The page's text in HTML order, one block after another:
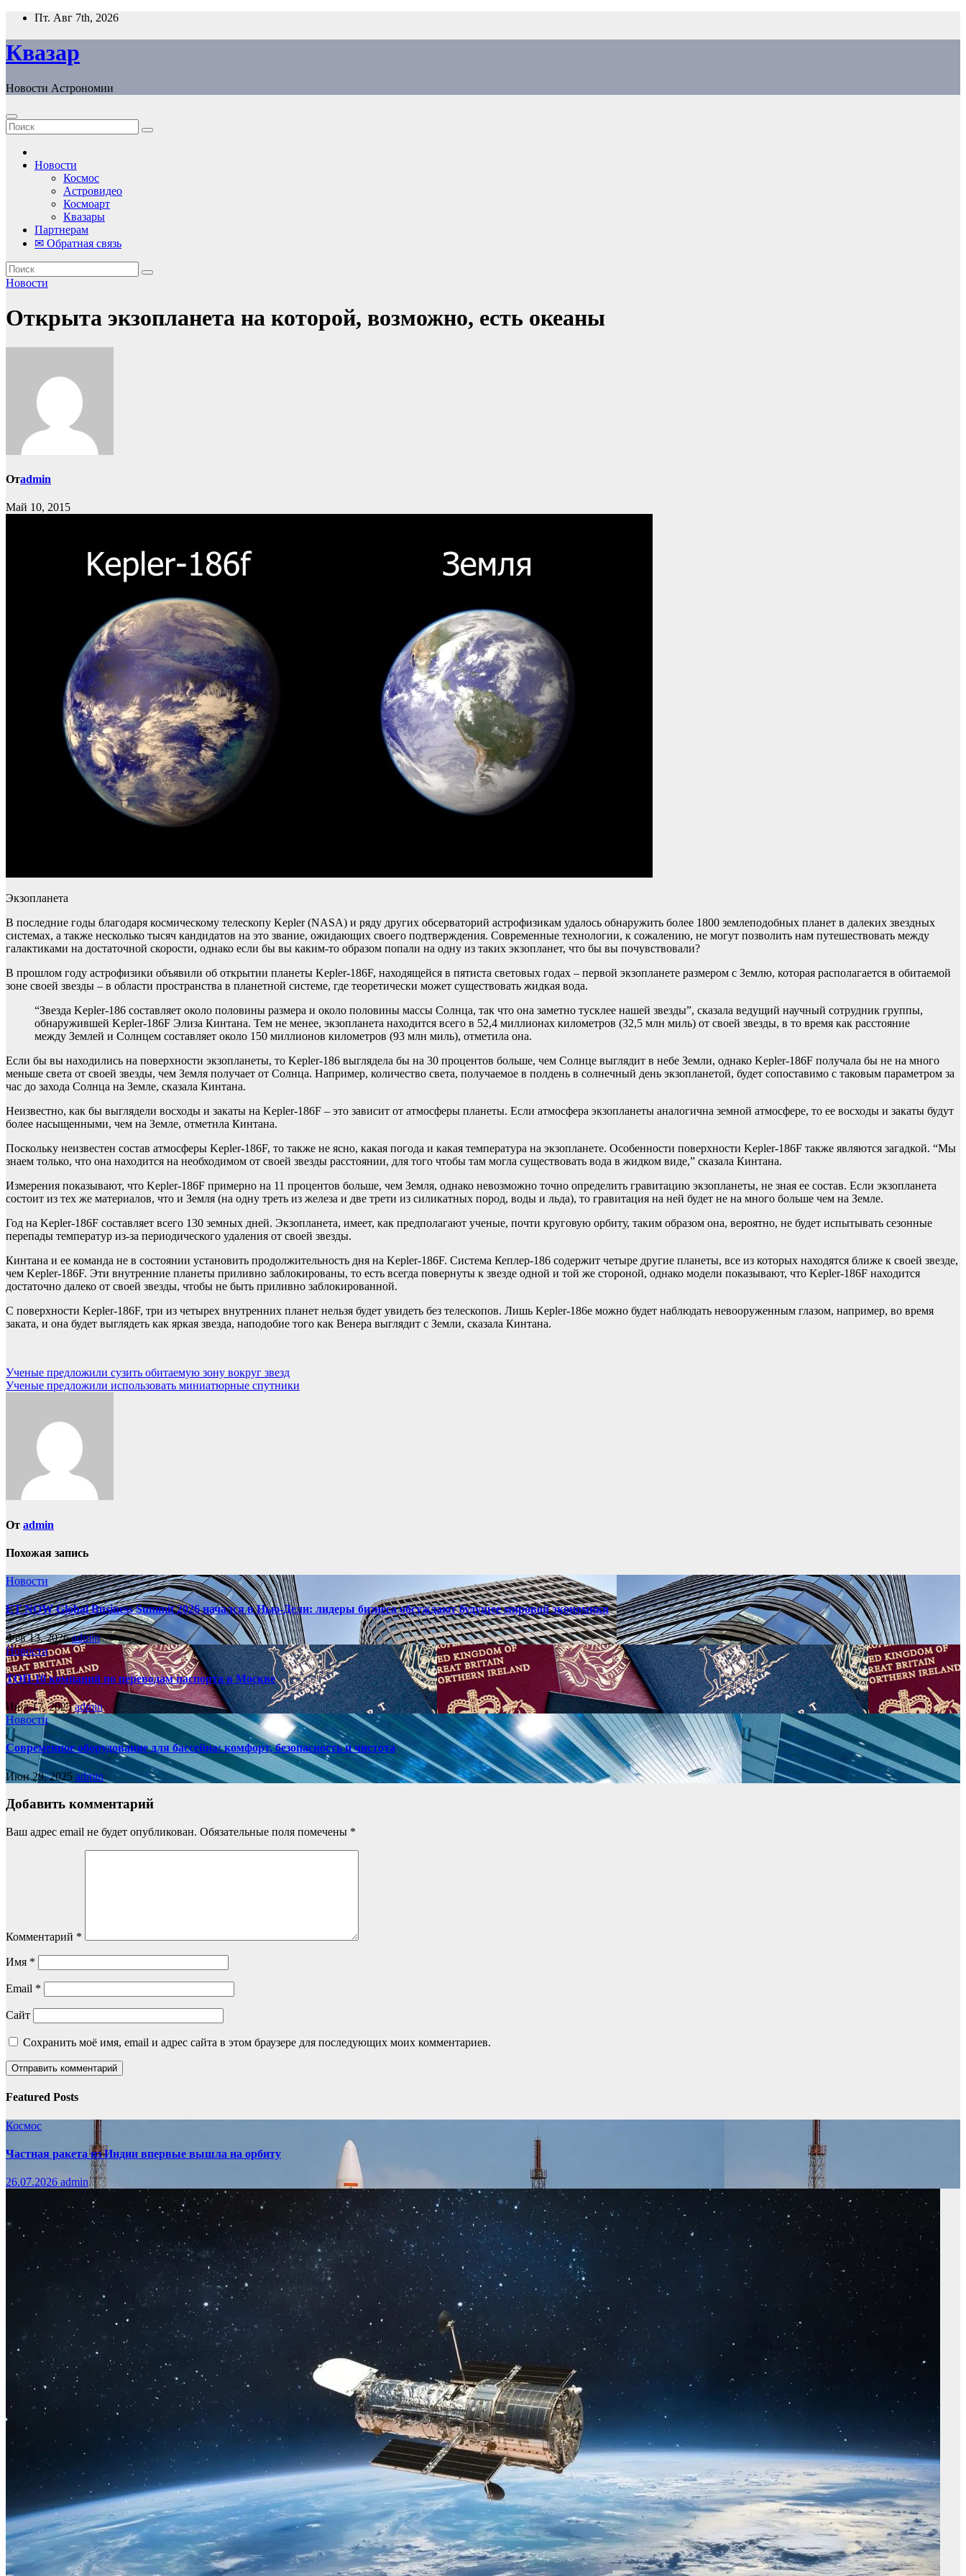
Перейти
содержанию
Пт. Авг 7th, 2026
Квазар
Новости Астрономии
Новости
Космос
Астровидео
Космоарт
Квазары
Партнерам
✉ Обратная связь
Новости
Открыта экзопланета на которой, возможно, есть океаны
Отadmin
Май 10, 2015
Экзопланета
В последние годы благодаря космическому телескопу Kepler (NASA) и ряду других обсерваторий астрофизикам удалось обнаружить более 1800 землеподобных планет в далеких звездных
системах, а также несколько тысяч кандидатов на это звание, ожидающих своего подтверждения. Современные технологии, к сожалению, не могут позволить нам путешествовать между
галактиками на достаточной скорости, однако если бы вы каким-то образом попали на одну из таких экзопланет, что бы вы почувствовали?
В прошлом году астрофизики объявили об открытии планеты Kepler-186F, находящейся в пятиста световых годах – первой экзопланете размером с Землю, которая располагается в обитаемой
зоне своей звезды – в области пространства в планетной системе, где теоретически может существовать жидкая вода.
“Звезда Kepler-186 составляет около половины размера и около половины массы Солнца, так что она заметно тусклее нашей звезды”, сказала ведущий научный сотрудник группы,
обнаружившей Kepler-186F Элиза Кинтана. Тем не менее, экзопланета находится всего в 52,4 миллионах километров (32,5 млн миль) от своей звезды, в то время как расстояние
между Землей и Солнцем составляет около 150 миллионов километров (93 млн миль), отметила она.
Если бы вы находились на поверхности экзопланеты, то Kepler-186 выглядела бы на 30 процентов больше, чем Солнце выглядит в небе Земли, однако Kepler-186F получала бы не на много
меньше света от своей звезды, чем Земля получает от Солнца. Например, количество света, получаемое в полдень в солнечный день экзопланетой, будет сопоставимо с таковым параметром за
час до захода Солнца на Земле, сказала Кинтана.
Неизвестно, как бы выглядели восходы и закаты на Kepler-186F – это зависит от атмосферы планеты. Если атмосфера экзопланеты аналогична земной атмосфере, то ее восходы и закаты будут
более насыщенными, чем на Земле, отметила Кинтана.
Поскольку неизвестен состав атмосферы Kepler-186F, то также не ясно, какая погода и какая температура на экзопланете. Особенности поверхности Kepler-186F также являются загадкой. “Мы
знаем только, что она находится на необходимом от своей звезды расстоянии, для того чтобы там могла существовать вода в жидком виде,” сказала Кинтана.
Измерения показывают, что Kepler-186F примерно на 11 процентов больше, чем Земля, однако невозможно точно определить гравитацию экзопланеты, не зная ее состав. Если экзопланета
состоит из тех же материалов, что и Земля (на одну треть из железа и две трети из силикатных пород, воды и льда), то гравитация на ней будет не на много больше чем на Земле.
Год на Kepler-186F составляет всего 130 земных дней. Экзопланета, имеет, как предполагают ученые, почти круговую орбиту, таким образом она, вероятно, не будет испытывать сезонные
перепады температур из-за периодического удаления от своей звезды.
Кинтана и ее команда не в состоянии установить продолжительность дня на Kepler-186F. Система Кеплер-186 содержит четыре другие планеты, все из которых находятся ближе к своей звезде,
чем Kepler-186F. Эти внутренние планеты приливно заблокированы, то есть всегда повернуты к звезде одной и той же стороной, однако модели показывают, что Kepler-186F находится
достаточно далеко от своей звезды, чтобы не быть приливно заблокированной.
С поверхности Kepler-186F, три из четырех внутренних планет нельзя будет увидеть без телескопов. Лишь Kepler-186e можно будет наблюдать невооруженным глазом, например, во время
заката, и она будет выглядеть как яркая звезда, наподобие того как Венера выглядит с Земли, сказала Кинтана.
Навигация
по
Ученые предложили сузить обитаемую зону вокруг звезд
Ученые предложили использовать миниатюрные спутники
От admin
Похожая запись
Новости
ET NOW Global Business Summit 2026 начался в Нью‑Дели: лидеры бизнеса обсуждают будущее мировой экономики
Фев 13, 2026admin
Новости
ТОП-10 компаний по переводам паспорта в Москве
Июл 17, 2025admin
Новости
Современное оборудование для бассейна: комфорт, безопасность и чистота
Июн 29, 2025 admin
Добавить комментарий
Ваш адрес email не будет опубликован. Обязательные поля помечены *
Комментарий *
Имя *
Email *
Сайт
Сохранить моё имя, email и адрес сайта в этом браузере для последующих моих комментариев.
Featured Posts
Космос
Частная ракета из Индии впервые вышла на орбиту
26.07.2026 admin